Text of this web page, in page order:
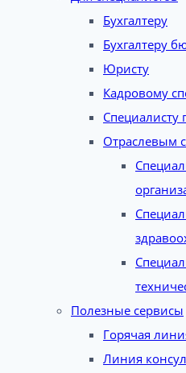
Бухгалтеру
Бухгалтеру
Юристу
Кадровому
Специалисту
Отраслевым
Полезные сервисы
Горячая
Линия